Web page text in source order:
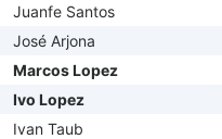
Juanfe Santos
José Arjona
Marcos Lopez
Ivo Lopez
Ivan Taub